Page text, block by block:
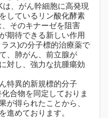
、がん幹細胞に高発現
しているリン酸化酵素
そのキナーゼを阻害
期待できる新しい作用
ス)の分子標的治療薬で
、肺がん、前立腺が
対し、強力な抗腫瘍効
特異的新規標的分子
合物を同定しておりま
が得られたことから、
進めております。